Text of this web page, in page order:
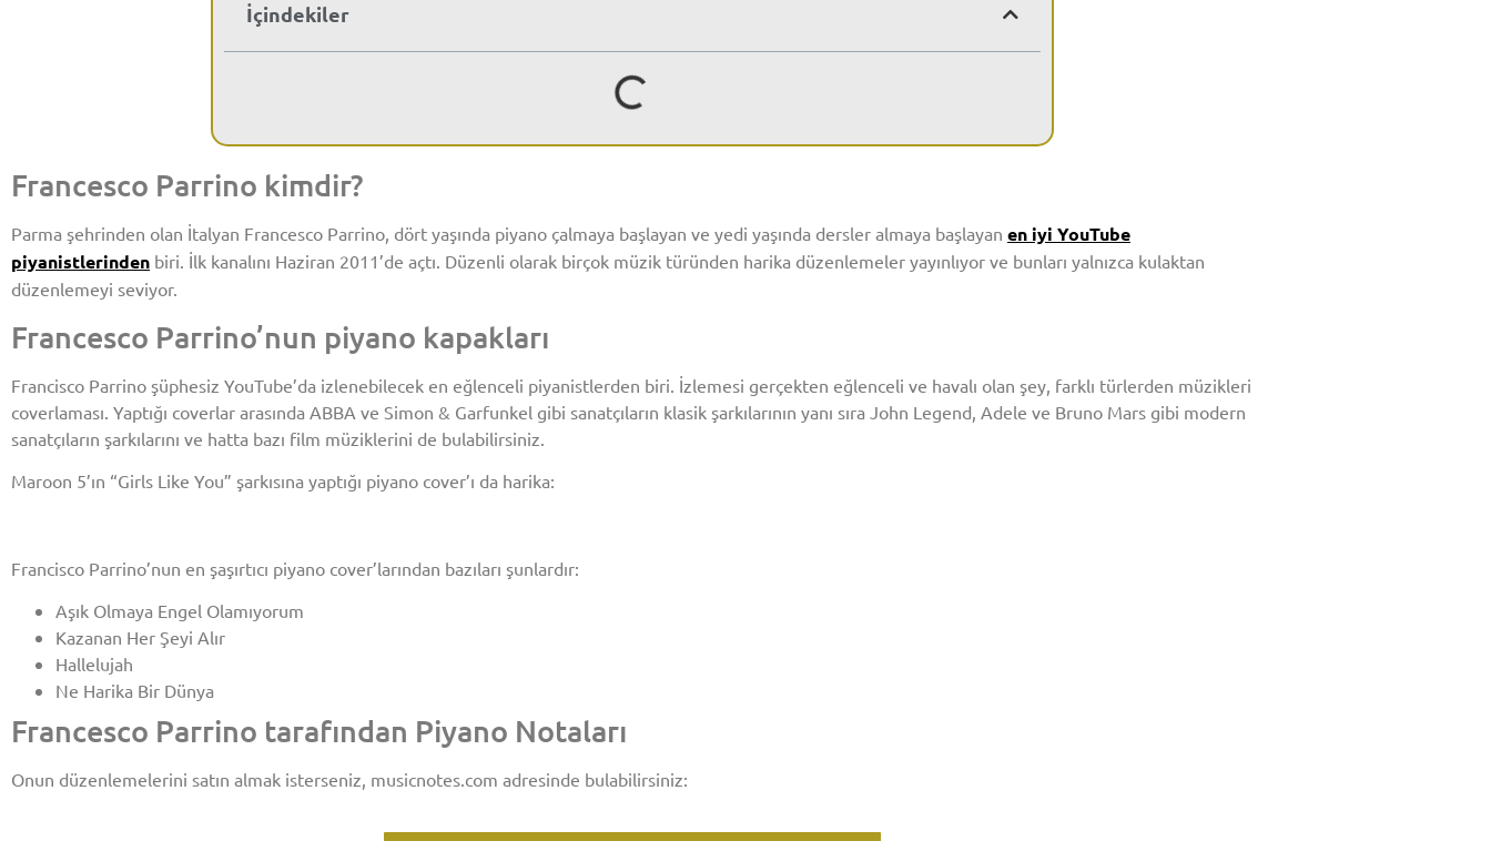
İçindekiler
Francesco Parrino kimdir?
Parma şehrinden olan İtalyan Francesco Parrino, dört yaşında piyano çalmaya başlayan ve yedi yaşında dersler almaya başlayan en iyi YouTube
piyanistlerinden biri. İlk kanalını Haziran 2011’de açtı. Düzenli olarak birçok müzik türünden harika düzenlemeler yayınlıyor ve bunları yalnızca kulaktan
düzenlemeyi seviyor.
Francesco Parrino’nun piyano kapakları
Francisco Parrino şüphesiz YouTube’da izlenebilecek en eğlenceli piyanistlerden biri. İzlemesi gerçekten eğlenceli ve havalı olan şey, farklı türlerden müzikleri
coverlaması. Yaptığı coverlar arasında ABBA ve Simon & Garfunkel gibi sanatçıların klasik şarkılarının yanı sıra John Legend, Adele ve Bruno Mars gibi modern
sanatçıların şarkılarını ve hatta bazı film müziklerini de bulabilirsiniz.
Maroon 5’ın “Girls Like You” şarkısına yaptığı piyano cover’ı da harika:
Francisco Parrino’nun en şaşırtıcı piyano cover’larından bazıları şunlardır:
Aşık Olmaya Engel Olamıyorum
Kazanan Her Şeyi Alır
Hallelujah
Ne Harika Bir Dünya
Francesco Parrino tarafından Piyano Notaları
Onun düzenlemelerini satın almak isterseniz, musicnotes.com adresinde bulabilirsiniz: